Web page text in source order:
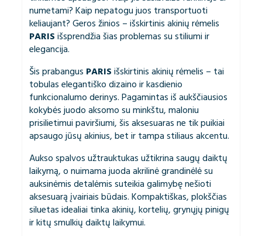
numetami? Kaip nepatogu juos transportuoti
keliaujant? Geros žinios – išskirtinis akinių rėmelis
PARISišsprendžia šias problemas su stiliumi ir
elegancija.
Šis prabangus PARISišskirtinis akinių rėmelis – tai
tobulas elegantiško dizaino ir kasdienio
funkcionalumo derinys. Pagamintas iš aukščiausios
kokybės juodo aksomo su minkštu, maloniu
prisilietimui paviršiumi, šis aksesuaras ne tik puikiai
apsaugo jūsų akinius, bet ir tampa stiliaus akcentu.
Aukso spalvos užtrauktukas užtikrina saugų daiktų
laikymą, o nuimama juoda akrilinė grandinėlė su
auksinėmis detalėmis suteikia galimybę nešioti
aksesuarą įvairiais būdais. Kompaktiškas, plokščias
siluetas idealiai tinka akinių, kortelių, grynųjų pinigų
ir kitų smulkių daiktų laikymui.